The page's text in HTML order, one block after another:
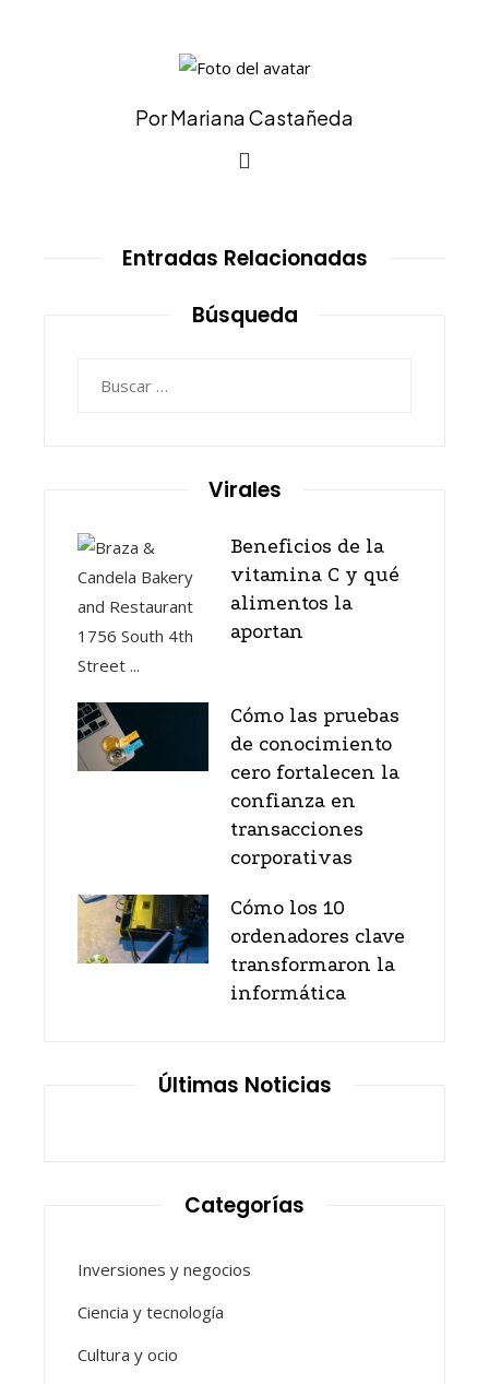
Por Mariana Castañeda
Entradas Relacionadas
Búsqueda
Virales
Beneficios de la
vitamina C y qué
alimentos la
aportan
Cómo las pruebas
de conocimiento
cero fortalecen la
confianza en
transacciones
corporativas
Cómo los 10
ordenadores clave
transformaron la
informática
Últimas Noticias
Categorías
Inversiones y negocios
Ciencia y tecnología
Cultura y ocio